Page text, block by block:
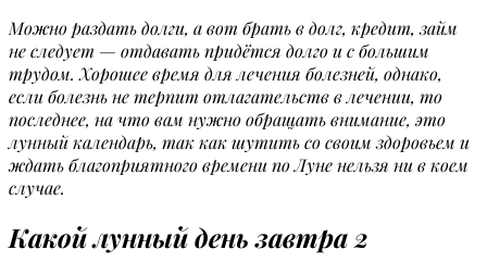
Можно раздать долги, а вот брать в долг, кредит, займ
не следует — отдавать придётся долго и с большим
трудом. Хорошее время для лечения болезней, однако,
если болезнь не терпит отлагательств в лечении, то
последнее, на что вам нужно обращать внимание, это
лунный календарь, так как шутить со своим здоровьем и
ждать благоприятного времени по Луне нельзя ни в коем
случае.
Какой лунный день завтра 2